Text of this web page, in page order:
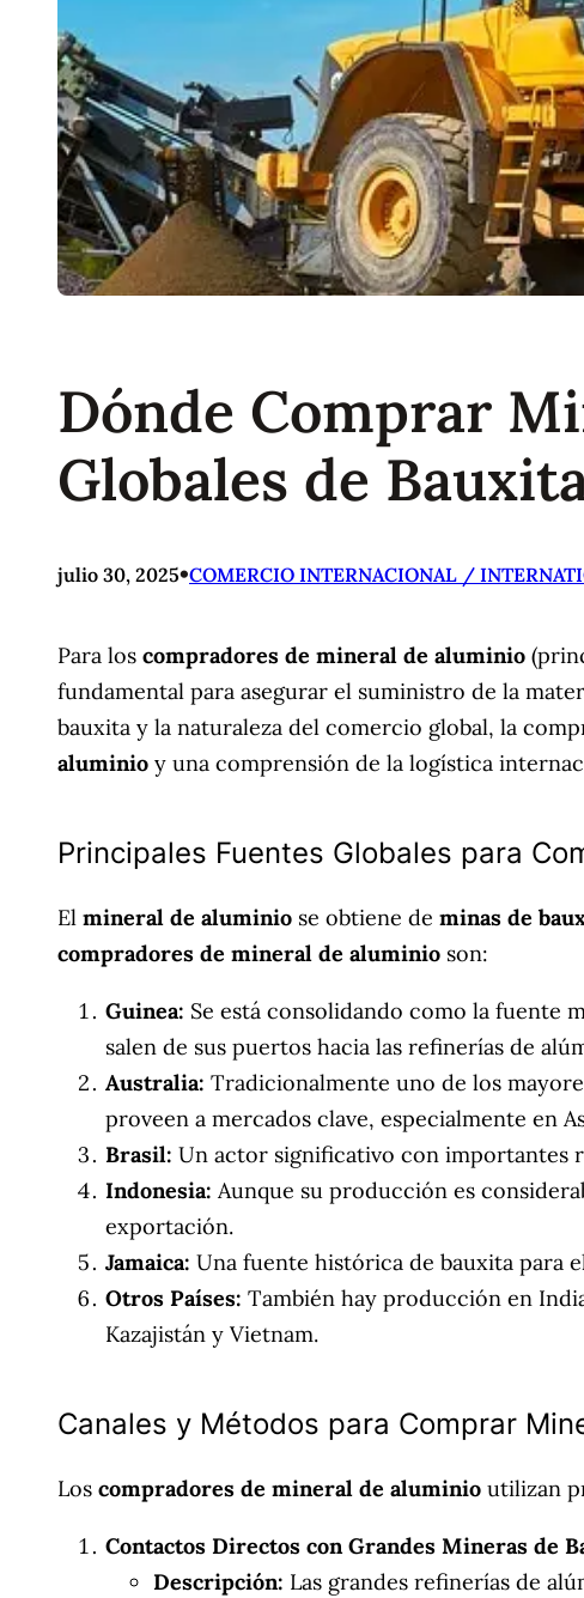
Dónde Comprar
Globales de
julio 30, 2025•COMERCIO INTERNACIONAL /
Para los compradores de mineral de aluminio
fundamental para asegurar el suministro de la
bauxita y la naturaleza del comercio global, la
aluminio y una comprensión de la logística
Principales Fuentes Globales para
El mineral de aluminio se obtiene de minas de
compradores de mineral de aluminio son:
Guinea: Se está consolidando como la fuente
salen de sus puertos hacia las refinerías de
Australia: Tradicionalmente uno de los
proveen a mercados clave, especialmente en
Brasil: Un actor significativo con importantes
Indonesia: Aunque su producción es
exportación.
Jamaica: Una fuente histórica de bauxita para
Otros Países: También hay producción en
Kazajistán y Vietnam.
Canales y Métodos para Comprar
Los compradores de mineral de aluminio utilizan
Contactos Directos con Grandes Mineras de
Descripción: Las grandes refinerías de